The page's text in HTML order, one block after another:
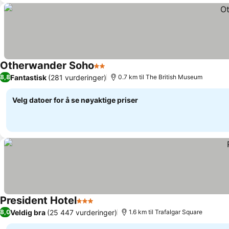
Otherwander Soho2 Stjerner
Se priser
8,8Fantastisk (281 vurderinger) 0.7 km til The British Museum
Velg datoer for å se nøyaktige priser
President Hotel3 StjernerSe priser
8,0Veldig bra (25 447 vurderinger) 1.6 km til Trafalgar Square